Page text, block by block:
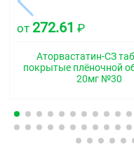
редуктазы ингибитор
Код АТХ
C10AA05
Аторвастатин ;—
от 272.61 ₽
Аторвастатин-СЗ
покрытые плёночной
20мг №30